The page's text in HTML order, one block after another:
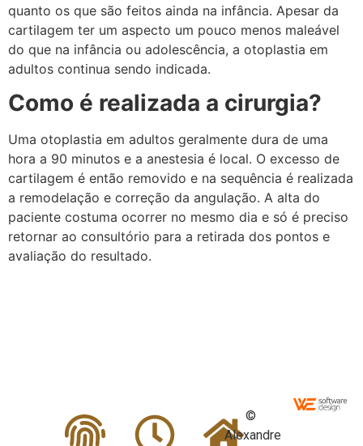
quanto os que são feitos ainda na infância. Apesar da
cartilagem ter um aspecto um pouco menos maleável
do que na infância ou adolescência, a otoplastia em
adultos continua sendo indicada.
Como é realizada a cirurgia?
Uma otoplastia em adultos geralmente dura de uma
hora a 90 minutos e a anestesia é local. O excesso de
cartilagem é então removido e na sequência é realizada
a remodelação e correção da angulação. A alta do
paciente costuma ocorrer no mesmo dia e só é preciso
retornar ao consultório para a retirada dos pontos e
avaliação do resultado.
©
Alexandre